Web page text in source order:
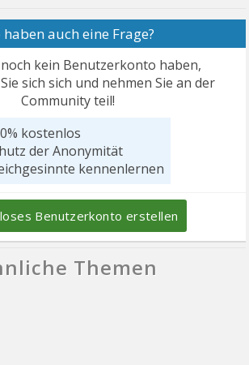
haben auch eine Frage?
kein Benutzerkonto haben,
Sie sich sich und nehmen Sie an der
Community teil!
kostenlos
der Anonymität
kennenlernen
Benutzerkonto erstellen
Themen